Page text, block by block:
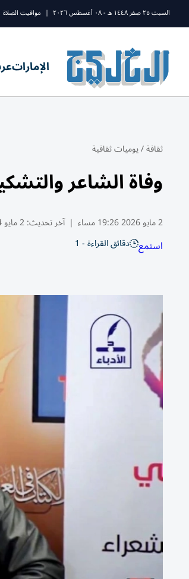
السبت ٢٥ صفر ١٤٤٨ ه - ٠٨ أغسطس ٢٠٢٦ | مواقيت الصلاة
الإمارات
ثقافة/يوميات ثقافية
وفاة الشاعر
2 مايو 2026 19:26 مساء | آخر تحديث:2 مايو 19:34 2026
استمع دقائق القراءة - 1